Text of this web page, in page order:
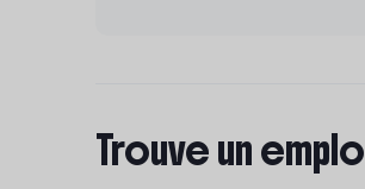
Trouve un